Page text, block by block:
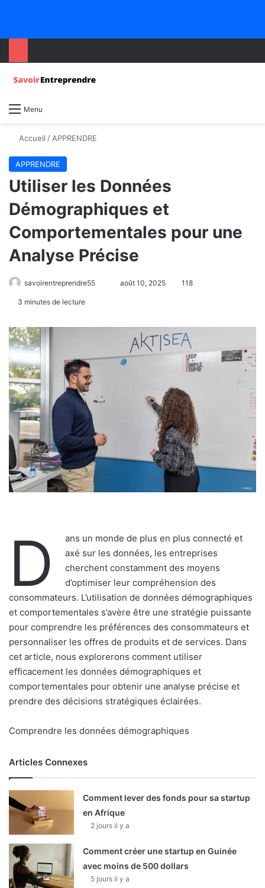
Menu
Accueil /APPRENDRE
APPRENDRE
Utiliser les Données
Démographiques et
Comportementales pour une
Analyse Précise
savoirentreprendre55 août 10, 2025 118
3 minutes de lecture
D
ans un monde de plus en plus connecté et
axé sur les données, les entreprises
cherchent constamment des moyens
d’optimiser leur compréhension des
consommateurs. L’utilisation de données démographiques
et comportementales s’avère être une stratégie puissante
pour comprendre les préférences des consommateurs et
personnaliser les offres de produits et de services. Dans
cet article, nous explorerons comment utiliser
efficacement les données démographiques et
comportementales pour obtenir une analyse précise et
prendre des décisions stratégiques éclairées.
Comprendre les données démographiques
Articles Connexes
Comment lever des fonds pour sa startup
en Afrique
2 jours il y a
Comment créer une startup en Guinée
avec moins de 500 dollars
5 jours il y a